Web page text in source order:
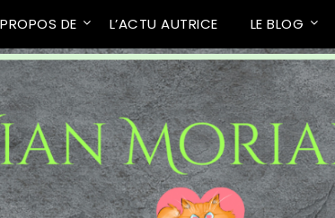
DE L’ACTU AUTRICE LE BLOG